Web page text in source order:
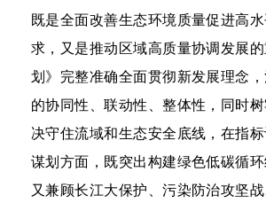
既是全面改善生态环境质量促进高
求，又是推动区域高质量协调发展
划》完整准确全面贯彻新发展理念
的协同性、联动性、整体性，同时
决守住流域和生态安全底线，在指
谋划方面，既突出构建绿色低碳循环
又兼顾长江大保护、污染防治攻坚